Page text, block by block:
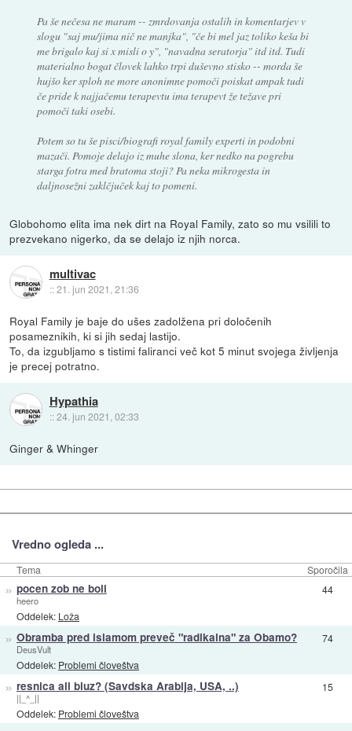
Pa še nečesa ne maram -- zmrdovanja ostalih in komentarjev v
slogu "saj mu/jima nič ne manjka", "če bi mel jaz toliko keša bi
me brigalo kaj si x misli o y", "navadna seratorja" itd itd. Tudi
materialno bogat človek lahko trpi duševno stisko -- morda še
hujšo ker sploh ne more anonimne pomoči poiskat ampak tudi
če pride k najjačemu terapevtu ima terapevt že težave pri
pomoči taki osebi.
Potem so tu še pisci/biografi royal family experti in podobni
mazači. Pomoje delajo iz muhe slona, ker nedko na pogrebu
starga fotra med bratoma stoji? Pa neka mikrogesta in
daljnosežni zaklčjuček kaj to pomeni.
Globohomo elita ima nek dirt na Royal Family, zato so mu vsilili to
prezvekano nigerko, da se delajo iz njih norca.
multivac
::21. jun 2021, 21:36
Royal Family je baje do ušes zadolžena pri določenih
posameznikih, ki si jih sedaj lastijo.
To, da izgubljamo s tistimi faliranci več kot 5 minut svojega življenja
je precej potratno.
Hypathia
::24. jun 2021, 02:33
Ginger & Whinger
Vredno ogleda ...
Tema Sporočila
» pocen zob ne boli
heero
Oddelek: Loža
44
» Obramba pred islamom preveč "radikalna" za Obamo?
DeusVult
Oddelek: Problemi človeštva
74
» resnica ali bluz? (Savdska Arabija, USA, ..)
||_^_||
Oddelek: Problemi človeštva
15